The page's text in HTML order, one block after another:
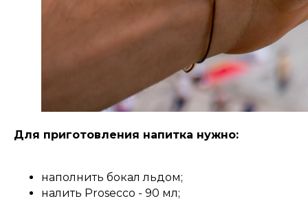
Для приготовления напитка нужно:
наполнить бокал льдом;
налить Prosecco - 90 мл;